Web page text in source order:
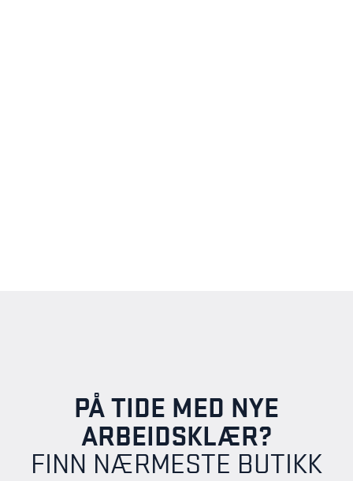
PÅ TIDE MED NYE
ARBEIDSKLÆR?
FINN NÆRMESTE BUTIKK